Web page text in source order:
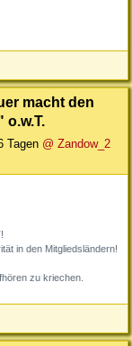
macht den
o.w.T.
Tagen @ Zandow_2
in den Mitgliedsländern!
zu kriechen.